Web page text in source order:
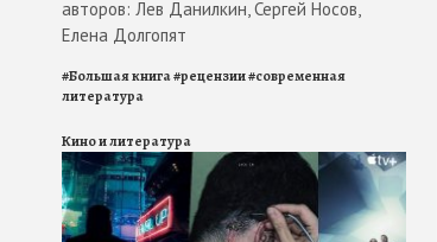
авторов: Лев Данилкин, Сергей Носов,
Елена Долгопят
#Большая книга#рецензии#современная
литература
Кино и литература